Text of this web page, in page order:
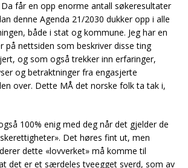
får en opp enorme antall søkeresultater
denne Agenda 21/2030 dukker opp i alle
både i stat og kommune. Jeg har en
på nettsiden som beskriver disse ting
og som også trekker inn erfaringer,
og betraktninger fra engasjerte
over. Dette MÅ det norske folk ta tak i,
100% enig med deg når det gjelder de
Det høres fint ut, men
dette «lovverket» må komme til
det er et særdeles tveegget sverd, som av